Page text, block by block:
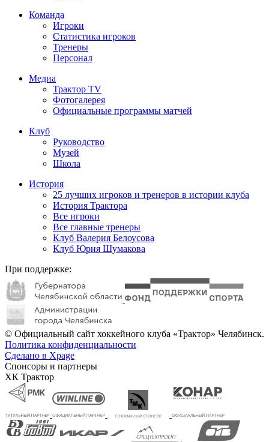
Команда
Игроки
Статистика игроков
Тренеры
Персонал
Медиа
Трактор TV
Фотогалерея
Официальные программы матчей
Клуб
Руководство
Музей
Школа
История
25 лучших игроков и тренеров в истории клуба
История Трактора
Все игроки
Все главные тренеры
Клуб Валерия Белоусова
Клуб Юрия Шумакова
При поддержке:
© Официальный сайт хоккейного клуба «Трактор» Челябинск.
Политика конфиденциальности
Сделано в Xpage
Спонсоры и партнеры
ХК Трактор